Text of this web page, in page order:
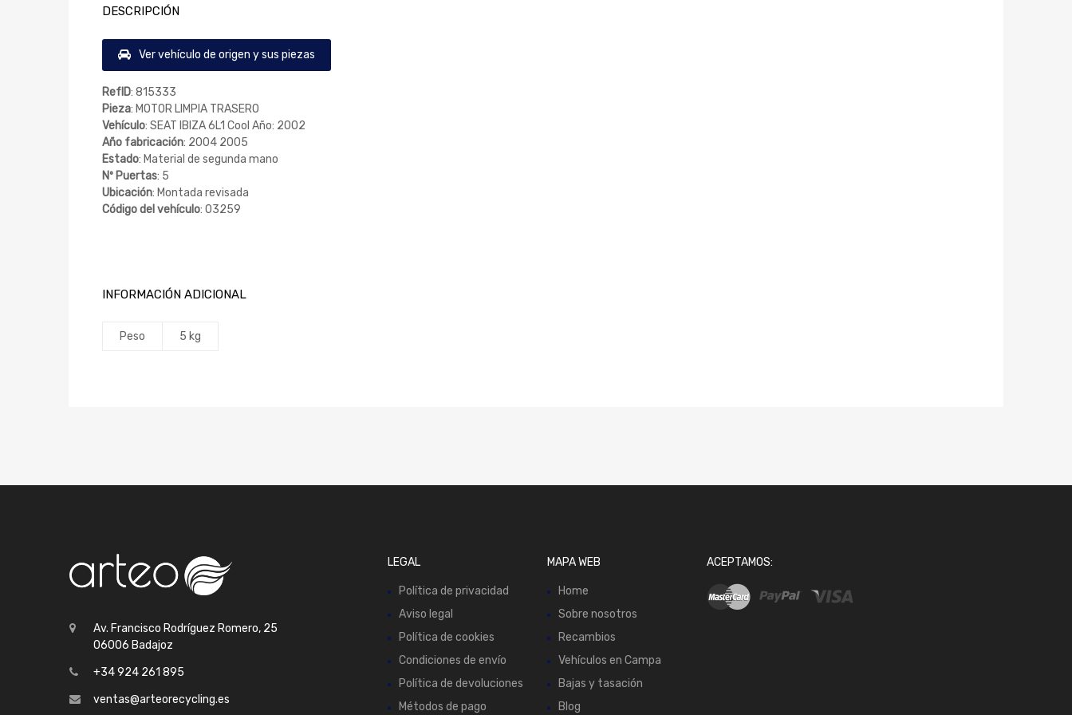
DESCRIPCIÓN
Ver vehículo de origen y sus piezas
RefID: 815333
Pieza: MOTOR LIMPIA TRASERO
Vehículo: SEAT IBIZA 6L1 Cool Año: 2002
Año fabricación: 2004 2005
Estado: Material de segunda mano
Nº Puertas: 5
Ubicación: Montada revisada
Código del vehículo: 03259
INFORMACIÓN ADICIONAL
Peso 5 kg
Av. Francisco Rodríguez Romero, 25
06006 Badajoz
+34 924 261 895
ventas@arteorecycling.es
LEGAL
Política de privacidad
Aviso legal
Política de cookies
Condiciones de envío
Política de devoluciones
Métodos de pago
MAPA WEB
Home
Sobre nosotros
Recambios
Vehículos en Campa
Bajas y tasación
Blog
ACEPTAMOS: